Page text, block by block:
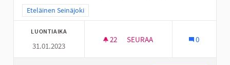
Rajaa tulokset teeman mukaan: Eteläinen Seinäjoki
Eteläinen Seinäjoki
LUONTIAIKA
31.01.2023
22 22 SEURAAJAA
SEURAA 0